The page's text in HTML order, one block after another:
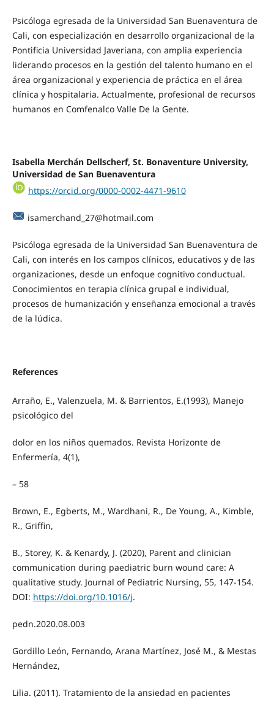
Psicóloga egresada de la Universidad San Buenaventura de
Cali, con especialización en desarrollo organizacional de la
Pontificia Universidad Javeriana, con amplia experiencia
liderando procesos en la gestión del talento humano en el
área organizacional y experiencia de práctica en el área
clínica y hospitalaria. Actualmente, profesional de recursos
humanos en Comfenalco Valle De la Gente.
Isabella Merchán Dellscherf, St. Bonaventure University,
Universidad de San Buenaventura
https://orcid.org/0000-0002-4471-9610
isamerchand_27@hotmail.com
Psicóloga egresada de la Universidad San Buenaventura de
Cali, con interés en los campos clínicos, educativos y de las
organizaciones, desde un enfoque cognitivo conductual.
Conocimientos en terapia clínica grupal e individual,
procesos de humanización y enseñanza emocional a través
de la lúdica.
References
Arraño, E., Valenzuela, M. & Barrientos, E.(1993), Manejo
psicológico del
dolor en los niños quemados. Revista Horizonte de
Enfermería, 4(1),
– 58
Brown, E., Egberts, M., Wardhani, R., De Young, A., Kimble,
R., Griffin,
B., Storey, K. & Kenardy, J. (2020), Parent and clinician
communication during paediatric burn wound care: A
qualitative study. Journal of Pediatric Nursing, 55, 147-154.
DOI: https://doi.org/10.1016/j.
pedn.2020.08.003
Gordillo León, Fernando, Arana Martínez, José M., & Mestas
Hernández,
Lilia. (2011). Tratamiento de la ansiedad en pacientes